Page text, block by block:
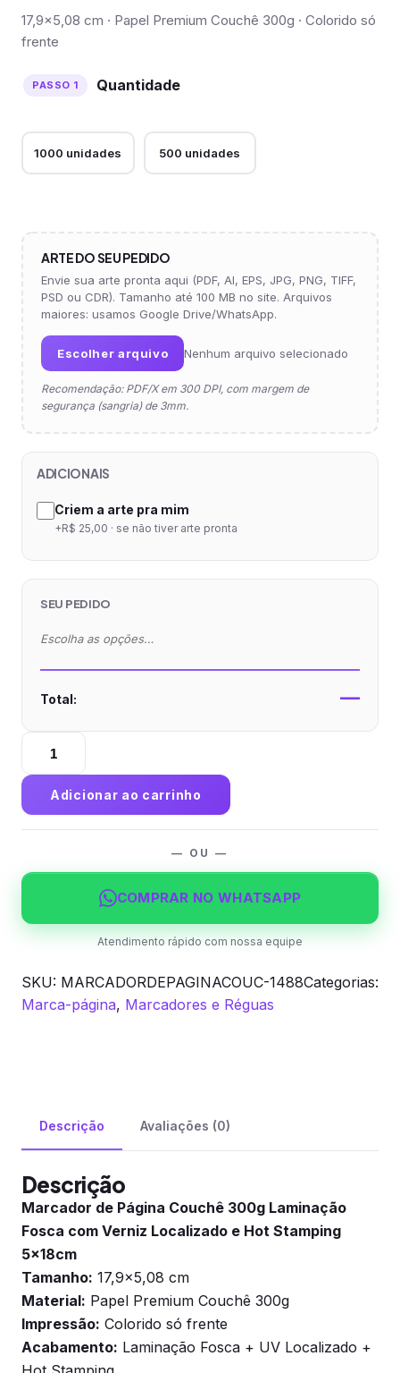
17,9×5,08 cm · Papel Premium Couchê 300g · Colorido só
frente
Quantidade
1000 unidades 500 unidades
ARTE DO SEU PEDIDO
Envie sua arte pronta aqui (PDF, AI, EPS, JPG, PNG, TIFF,
PSD ou CDR). Tamanho até 100 MB no site. Arquivos
maiores: usamos Google Drive/WhatsApp.
Escolher arquivo Nenhum arquivo selecionado
Recomendação: PDF/X em 300 DPI, com margem de
segurança (sangria) de 3mm.
ADICIONAIS
Criem a arte pra mim
+R$ 25,00 · se não tiver arte pronta
SEU PEDIDO
Escolha as opções…
Total: —
Marcador
Página
Couchê
300g
Fosca
Verniz
Hot
St...
Adicionar ao carrinho
— OU —
COMPRAR NO WHATSAPP
Atendimento rápido com nossa equipe
SKU: MARCADORDEPAGINACOUC-1488Categorias:
Marca-página, Marcadores e Réguas
Descrição Avaliações (0)
Descrição
Marcador de Página Couchê 300g Laminação
Fosca com Verniz Localizado e Hot Stamping
5x18cm
Tamanho: 17,9×5,08 cm
Material: Papel Premium Couchê 300g
Impressão: Colorido só frente
Acabamento: Laminação Fosca + UV Localizado +